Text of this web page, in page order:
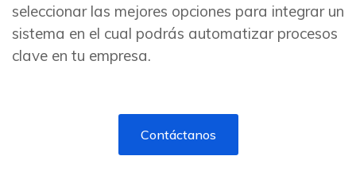
seleccionar las mejores opciones para integrar un
sistema en el cual podrás automatizar procesos
clave en tu empresa.
Contáctanos